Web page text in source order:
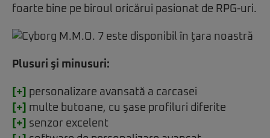
foarte bine pe biroul oricărui pasionat de RPG-uri.
Plusuri şi minusuri:
[+]
personalizare avansată a carcasei
[+]
multe butoane, cu şase profiluri diferite
[+]
senzor excelent